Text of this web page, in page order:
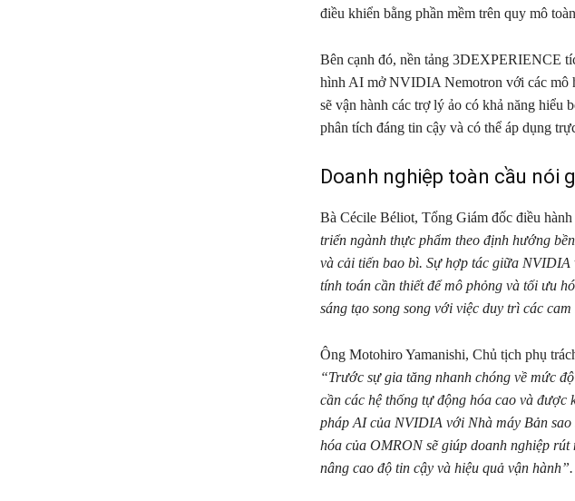
điều khiển bằng phần mềm trên quy mô
Bên cạnh đó, nền tảng 3DEXPERIENCE
hình AI mở NVIDIA Nemotron với các mô
sẽ vận hành các trợ lý ảo có khả năng hiểu
phân tích đáng tin cậy và có thể áp dụng
Doanh nghiệp toàn cầu nói
Bà Cécile Béliot, Tổng Giám đốc điều
triển ngành thực phẩm theo định hướng
và cải tiến bao bì. Sự hợp tác giữa NVIDIA
tính toán cần thiết để mô phỏng và tối ưu
sáng tạo song song với việc duy trì các
Ông Motohiro Yamanishi, Chủ tịch phụ
“Trước sự gia tăng nhanh chóng về mức
cần các hệ thống tự động hóa cao và được
pháp AI của NVIDIA với Nhà máy Bản sao
hóa của OMRON sẽ giúp doanh nghiệp
nâng cao độ tin cậy và hiệu quả vận hành”.